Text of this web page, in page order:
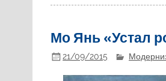
Мо Янь «Устал
21/09/2015